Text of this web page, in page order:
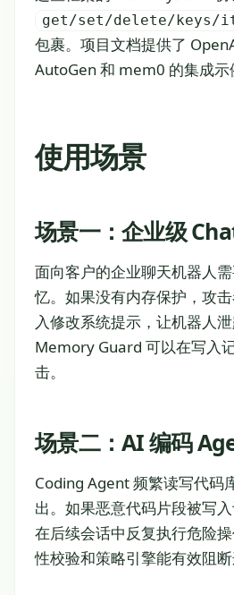
get/set/delete/keys/
包裹。项目文档提供了
AutoGen 和 mem0 的集成示
使用场景
场景一：企业级
面向客户的企业聊天机器人
忆。如果没有内存保护，攻
入修改系统提示，让机器人
Memory Guard 可以在写入
击。
场景二：AI 编码
Coding Agent 频繁读写代码
出。如果恶意代码片段被写
在后续会话中反复执行危险
性校验和策略引擎能有效阻断